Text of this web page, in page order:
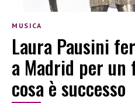
MUSICA
Laura Pausini
a Madrid per un
cosa è successo